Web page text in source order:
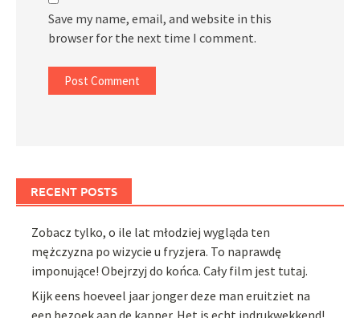
Save my name, email, and website in this
browser for the next time I comment.
RECENT POSTS
Zobacz tylko, o ile lat młodziej wygląda ten
mężczyzna po wizycie u fryzjera. To naprawdę
imponujące! Obejrzyj do końca. Cały film jest tutaj.
Kijk eens hoeveel jaar jonger deze man eruitziet na
een bezoek aan de kapper. Het is echt indrukwekkend!